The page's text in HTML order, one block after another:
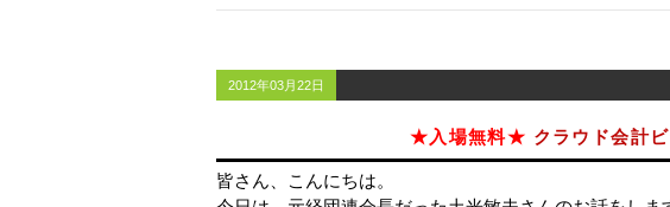
2012年03月22日
★入場無料★ クラウド会計
皆さん、こんにちは。